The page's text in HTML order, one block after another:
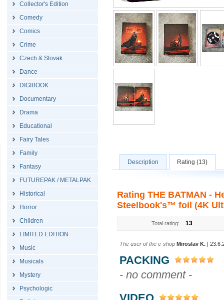
Collector's Edition
Comedy
Comics
Crime
Czech & Slovak
Dance
DIGIBOOK
Documentary
Drama
Educational
Fairy Tales
Family
Fantasy
FUTUREPAK / METALPAK
Historical
Horror
Children
LIMITED EDITION
Music
Musicals
Mystery
Psychologic
Description Rating (13)
Rating THE BATMAN -
Steelbook's™ foil (4K
Total rating: 13
The user of the e-shop Miroslav K. |
PACKING
- no comment -
VIDEO